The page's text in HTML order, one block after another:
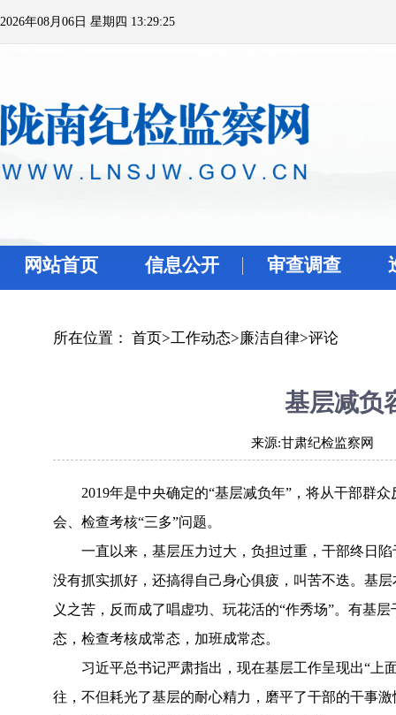
2026年08月06日 星期四 13:29:25
网站首页 信息公开 审查调查
所在位置： 首页>工作动态>廉洁自律>评论
基层减负
来源:甘肃纪检监察网
2019年是中央确定的“基层减负年”，将从干部群
会、检查考核“三多”问题。
一直以来，基层压力过大，负担过重，干部终日
没有抓实抓好，还搞得自己身心俱疲，叫苦不迭。基
义之苦，反而成了唱虚功、玩花活的“作秀场”。有基
态，检查考核成常态，加班成常态。
习近平总书记严肃指出，现在基层工作呈现出“上
往，不但耗光了基层的耐心精力，磨平了干部的干事